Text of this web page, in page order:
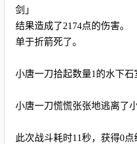
剑」
结果造成了2174点的伤害。
单于折箭死了。
小唐一刀拾起数量1的水下石
小唐一刀慌慌张张地逃离了
此次战斗耗时11秒，获得0点